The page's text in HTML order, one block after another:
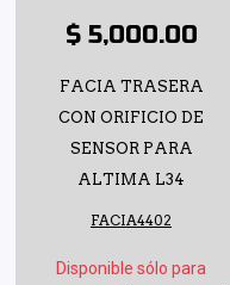
$ 5,000.00
FACIA TRASERA
CON ORIFICIO DE
SENSOR PARA
ALTIMA L34
FACIA4402
Disponible sólo para